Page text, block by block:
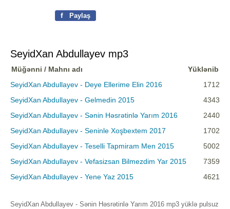
f Paylaş
SeyidXan Abdullayev mp3
Müğənni / Mahnı adı
Yüklənib
SeyidXan Abdullayev - Deye Ellerime Elin 2016
1712
SeyidXan Abdullayev - Gelmedin 2015
4343
SeyidXan Abdullayev - Sənin Həsrətinlə Yarım 2016
2440
SeyidXan Abdullayev - Seninle Xoşbextem 2017
1702
SeyidXan Abdullayev - Teselli Tapmiram Men 2015
5002
SeyidXan Abdullayev - Vefasizsan Bilmezdim Yar 2015
7359
SeyidXan Abdullayev - Yene Yaz 2015
4621
SeyidXan Abdullayev - Sənin Həsrətinlə Yarım 2016 mp3 yüklə pulsuz